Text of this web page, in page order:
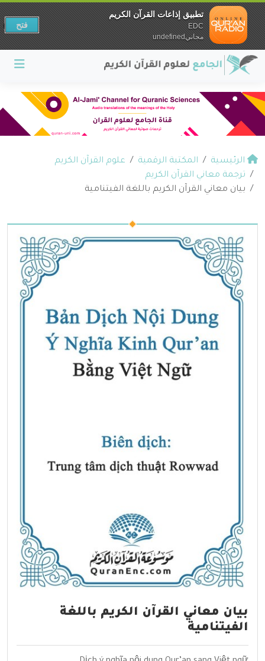
الرئيسية المكتبة الرقمية
علوم القرآن الكريم
ترجمة معاني القرآن الكريم
بيان معاني القرآن الكريم باللغة الفيتنامية
بيان معاني القرآن الكريم باللغة
الفيتنامية
تطبيق إذاعات القرآن الكريم
EDC
مجانيundefined
فتح